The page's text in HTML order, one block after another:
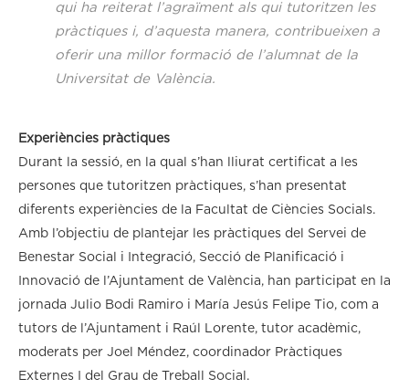
qui ha reiterat l’agraïment als qui tutoritzen les
pràctiques i, d’aquesta manera, contribueixen a
oferir una millor formació de l’alumnat de la
Universitat de València.
Experiències pràctiques
Durant la sessió, en la qual s’han lliurat certificat a les
persones que tutoritzen pràctiques, s’han presentat
diferents experiències de la Facultat de Ciències Socials.
Amb l’objectiu de plantejar les pràctiques del Servei de
Benestar Social i Integració, Secció de Planificació i
Innovació de l’Ajuntament de València, han participat en la
jornada Julio Bodi Ramiro i María Jesús Felipe Tio, com a
tutors de l’Ajuntament i Raúl Lorente, tutor acadèmic,
moderats per Joel Méndez, coordinador Pràctiques
Externes I del Grau de Treball Social.